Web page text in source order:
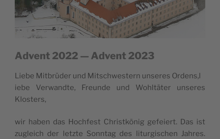
Advent 2022 — Advent 2023
Lie­be Mit­brüder und Mit­sc­hwe­s­tern unse­res Ordens,l
iebe Verwand­te, Fre­un­de und Wohl­täter unse­res
Klosters,
wir haben das Hoc­hfest Chri­st­könig gefe­i­ert. Das ist
zugle­ich der letz­te Sonn­tag des litur­gi­sc­hen Jahres.